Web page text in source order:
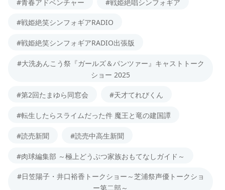
#青春アドベンチャー #戦姫絶唱シンフォギア
#戦姫絶笑シンフォギアRADIO
#戦姫絶笑シンフォギアRADIO出張版
#大洗あんこう祭『ガールズ＆パンツァー』キャストトーク
ショー 2025
#第2回たまゆら同窓会 #天才てれびくん
#転生したらスライムだった件 魔王と竜の建国譚
#読売新聞 #読売中高生新聞
#肉球編集部 ～極上どうぶつ家族おもてなしガイド～
#日笠陽子・井口裕香トークショー～芝浦祭声優トークショ
ー第二部～